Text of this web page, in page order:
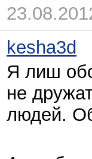
kesha3d
Я лиш
не
людей.